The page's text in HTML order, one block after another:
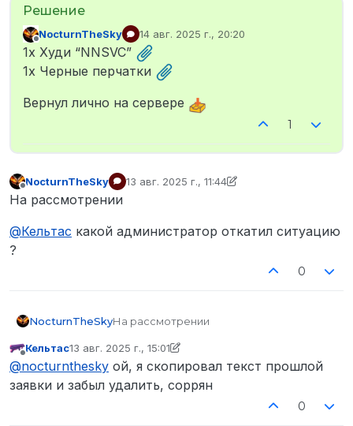
Не в сети
NocturnTheSky 14 авг. 2025 г., 20:20
отредактировано
1x Худи “NNSVC”
1x Черные перчатки
Вернул лично на сервере
1
NocturnTheSky 13 авг. 2025 г., 11:44
отредактировано NocturnTheSky
На рассмотрении
@Кельтас какой администратор откатил ситуацию
?
0
NocturnTheSkyНа рассмотрении
@Кельтаскакой администратор откатил
ситуацию ?
Не в сети
Кельтас13 авг. 2025 г., 15:01
отредактировано NocturnTheSky
@nocturnthesky ой, я скопировал текст прошлой
заявки и забыл удалить, соррян
0